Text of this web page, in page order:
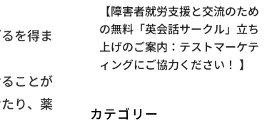
を得ま
ことが
り、 薬
【​障害者就労支援と交流のため
の無料「英会話サークル」立ち
上げのご案内：テストマーケテ
ィングにご協力ください！ 】
カテゴリー